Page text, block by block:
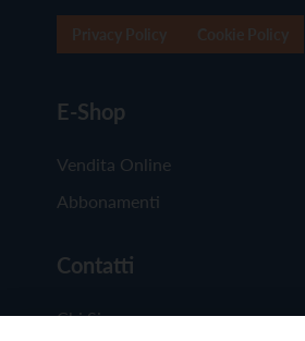
E-Shop
Vendita Online
Abbonamenti
Contatti
Chi Siamo